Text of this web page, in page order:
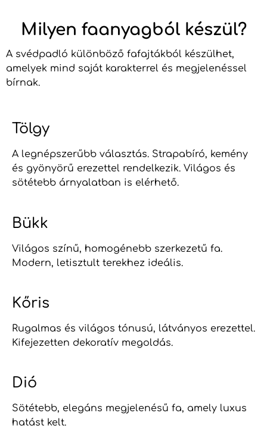
Milyen faanyagból készül?
A svédpadló különböző fafajtákból készülhet,
amelyek mind saját karakterrel és megjelenéssel
bírnak.
Tölgy
A legnépszerűbb választás. Strapabíró, kemény
és gyönyörű erezettel rendelkezik. Világos és
sötétebb árnyalatban is elérhető.
Bükk
Világos színű, homogénebb szerkezetű fa.
Modern, letisztult terekhez ideális.
Kőris
Rugalmas és világos tónusú, látványos erezettel.
Kifejezetten dekoratív megoldás.
Dió
Sötétebb, elegáns megjelenésű fa, amely luxus
hatást kelt.